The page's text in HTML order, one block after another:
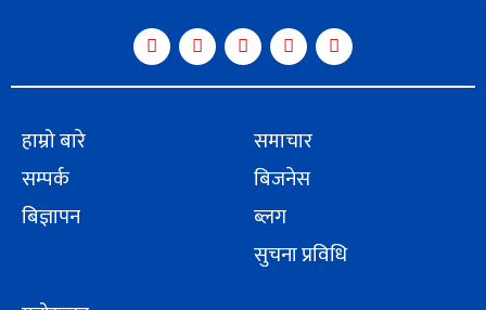
हाम्रो बारे
सम्पर्क
बिज्ञापन
समाचार
बिजनेस
ब्लग
सुचना प्रविधि